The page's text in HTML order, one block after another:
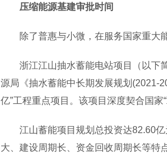
压缩能源基建审批时间
除了普惠与小微，在服务国家重大能
浙江江山抽水蓄能电站项目（以下简
源局《抽水蓄能中长期发展规划(2021-
亿”工程重点项目。该项目深度契合国
江山蓄能项目规划总投资达82.60亿
大、建设周期长、资金回收周期长等特